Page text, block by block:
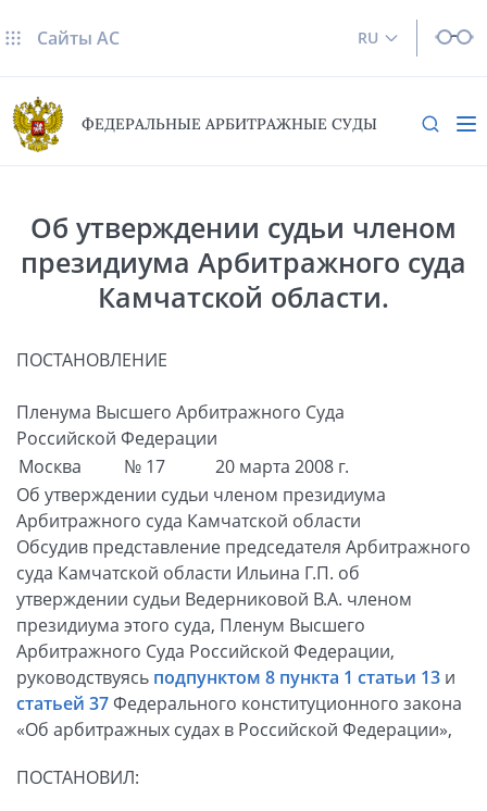
RU
Сайты AC
ФЕДЕРАЛЬНЫЕ АРБИТРАЖНЫЕ СУДЫ
Об утверждении судьи членом
президиума Арбитражного суда
Камчатской области.
ПОСТАНОВЛЕНИЕ
Пленума Высшего Арбитражного Суда
Российской Федерации
Москва
№ 17
20 марта 2008 г.
Об утверждении судьи членом президиума
Арбитражного суда Камчатской области
Обсудив представление председателя Арбитражного
суда Камчатской области Ильина Г.П. об
утверждении судьи Ведерниковой В.А. членом
президиума этого суда, Пленум Высшего
Арбитражного Суда Российской Федерации,
руководствуясь подпунктом 8 пункта 1 статьи 13 и
статьей 37Федерального конституционного закона
«Об арбитражных судах в Российской Федерации»,
ПОСТАНОВИЛ: